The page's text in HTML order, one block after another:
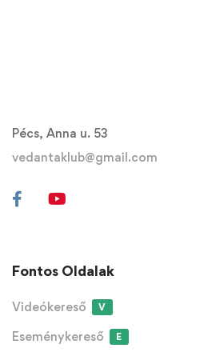
Pécs, Anna u. 53
vedantaklub@gmail.com
Fontos Oldalak
Videókereső V
Eseménykereső E